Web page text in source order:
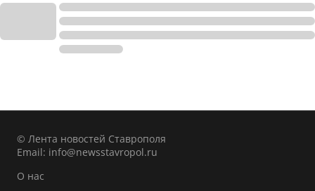
© Лента новостей Ставрополя
Email: info@newsstavropol.ru
О нас